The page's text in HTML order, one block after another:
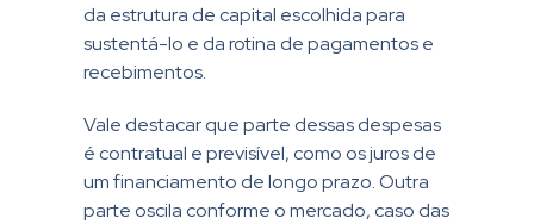
da estrutura de capital escolhida para
sustentá-lo e da rotina de pagamentos e
recebimentos.
Vale destacar que parte dessas despesas
é contratual e previsível, como os juros de
um financiamento de longo prazo. Outra
parte oscila conforme o mercado, caso das